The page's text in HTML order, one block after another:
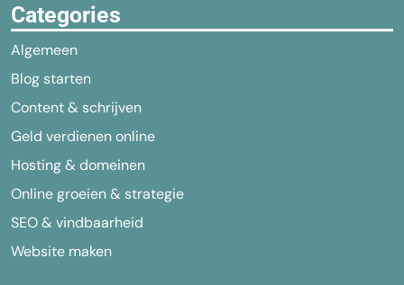
Categories
Algemeen
Blog starten
Content & schrijven
Geld verdienen online
Hosting & domeinen
Online groeien & strategie
SEO & vindbaarheid
Website maken